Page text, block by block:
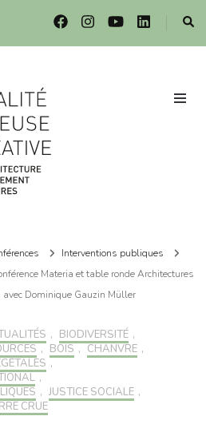
des territoires
Interventions publiques
Materia et table ronde Architectures
Dominique Gauzin Müller
, BIODIVERSITÉ ,
, BOIS , CHANVRE ,
,
,
, JUSTICE SOCIALE ,
CRUE